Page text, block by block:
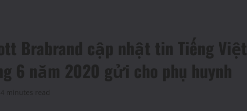
Brabrand cập nhật tin Tiếng Việt
6 năm 2020 gửi cho phụ huynh
4 minutes read